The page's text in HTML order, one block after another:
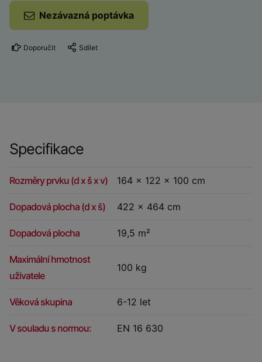
Nezávazná poptávka
Doporučit Sdílet
Specifikace
Rozměry prvku (d x š x v) 164 x 122 x 100 cm
Dopadová plocha (d x š) 422 x 464 cm
Dopadová plocha 19,5 m²
Maximální hmotnost
uživatele
100 kg
Věková skupina 6-12 let
V souladu s normou: EN 16 630